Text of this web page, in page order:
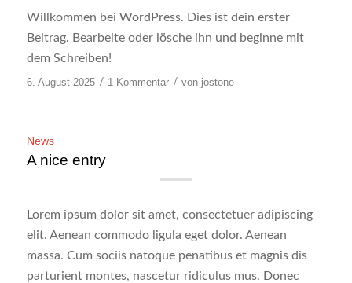
Willkommen bei WordPress. Dies ist dein erster
Beitrag. Bearbeite oder lösche ihn und beginne mit
dem Schreiben!
6. August 2025 / 1 Kommentar / von jostone
News
A nice entry
Lorem ipsum dolor sit amet, consectetuer adipiscing
elit. Aenean commodo ligula eget dolor. Aenean
massa. Cum sociis natoque penatibus et magnis dis
parturient montes, nascetur ridiculus mus. Donec